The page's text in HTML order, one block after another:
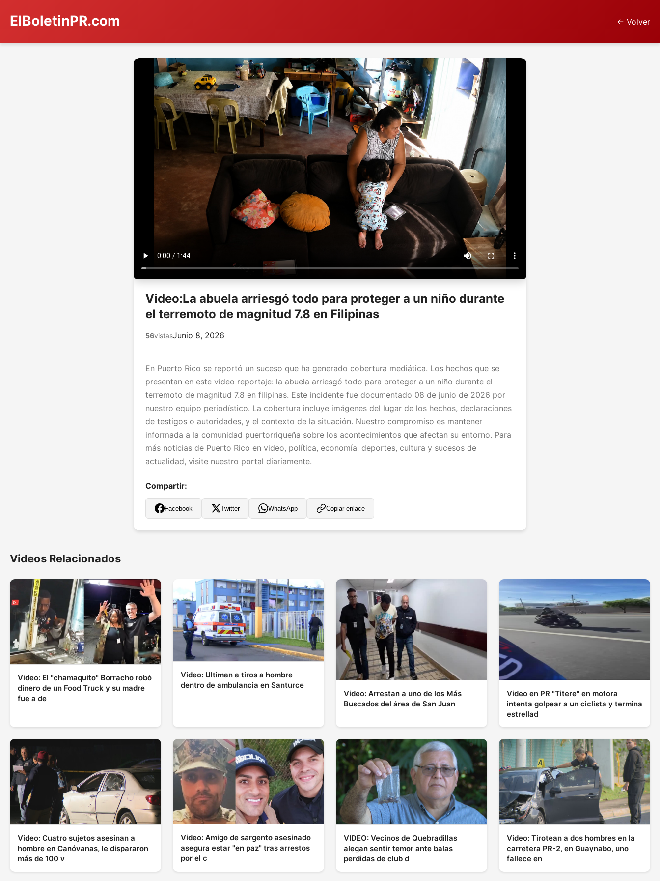
ElBoletinPR.com ← Volver
Video:La abuela arriesgó todo para proteger a un niño durante
el terremoto de magnitud 7.8 en Filipinas
56vistasJunio 8, 2026
En Puerto Rico se reportó un suceso que ha generado cobertura mediática. Los hechos que se
presentan en este video reportaje: la abuela arriesgó todo para proteger a un niño durante el
terremoto de magnitud 7.8 en filipinas. Este incidente fue documentado 08 de junio de 2026 por
nuestro equipo periodístico. La cobertura incluye imágenes del lugar de los hechos, declaraciones
de testigos o autoridades, y el contexto de la situación. Nuestro compromiso es mantener
informada a la comunidad puertorriqueña sobre los acontecimientos que afectan su entorno. Para
más noticias de Puerto Rico en video, política, economía, deportes, cultura y sucesos de
actualidad, visite nuestro portal diariamente.
Compartir:
Facebook Twitter WhatsApp Copiar enlace
Videos Relacionados
Video: El "chamaquito" Borracho robó
dinero de un Food Truck y su madre
fue a de
Video: Ultiman a tiros a hombre
dentro de ambulancia en Santurce
Video: Arrestan a uno de los Más
Buscados del área de San Juan
Video en PR "Titere" en motora
intenta golpear a un ciclista y termina
estrellad
Video: Cuatro sujetos asesinan a
hombre en Canóvanas, le dispararon
más de 100 v
Video: Amigo de sargento asesinado
asegura estar "en paz" tras arrestos
por el c
VIDEO: Vecinos de Quebradillas
alegan sentir temor ante balas
perdidas de club d
Video: Tirotean a dos hombres en la
carretera PR-2, en Guaynabo, uno
fallece en